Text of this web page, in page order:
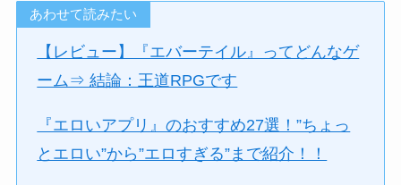
あわせて読みたい
【レビュー】『エバーテイル』ってどんなゲ
ーム⇒ 結論：王道RPGです
『エロいアプリ』のおすすめ27選！”ちょっ
とエロい”から”エロすぎる”まで紹介！！